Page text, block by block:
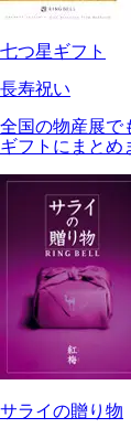
七つ星ギフト
長寿祝い
全国の物産展で
ギフトにまとめ
サライの贈り物